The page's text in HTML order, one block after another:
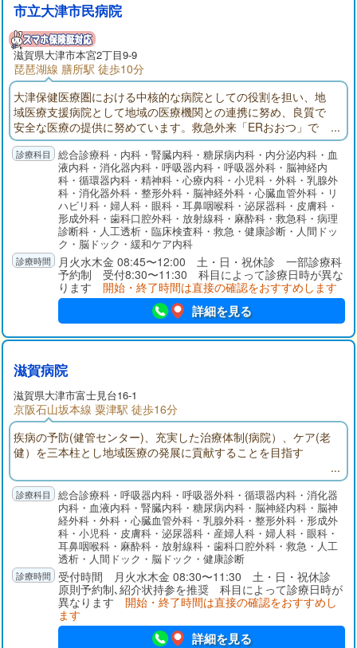
市立大津市民病院
滋賀県大津市本宮2丁目9-9
琵琶湖線 膳所駅 徒歩10分
大津保健医療圏における中核的な病院としての役割を担い、地
域医療支援病院として地域の医療機関との連携に努め、良質で
安全な医療の提供に努めています。救急外来「ERおおつ」で
は、24時間365日「とまらない救急」を掲げ、救急専門医を中心
に他科医師やICUと速やかに連携しています。健診センターでは
各種検診や予防接種を行うとともに、早期発見から内視鏡およ
び外科的手術治療、化学療法、放射線治療そして緩和ケアにい
たるまで、シームレスで集学的ながん診療を提供しています。
総合診療科・内科・腎臓内科・糖尿病内科・内分泌内科・血
液内科・消化器内科・呼吸器内科・呼吸器外科・脳神経内
科・循環器内科・精神科・心療内科・小児科・外科・乳腺外
科・消化器外科・整形外科・脳神経外科・心臓血管外科・リ
ハビリ科・婦人科・眼科・耳鼻咽喉科・泌尿器科・皮膚科・
形成外科・歯科口腔外科・放射線科・麻酔科・救急科・病理
診断科・人工透析・臨床検査科・救急・健康診断・人間ドッ
ク・脳ドック・緩和ケア内科
月火水木金 08:45〜12:00 土・日・祝休診 一部診療科
予約制 受付8:30〜11:30 科目によって診療日時が異な
ります 開始・終了時間は直接の確認をおすすめします
詳細を見る
滋賀病院
滋賀県大津市富士見台16-1
京阪石山坂本線 粟津駅 徒歩16分
疾病の予防(健管センター)、充実した治療体制(病院）、ケア(老
健）を三本柱とし地域医療の発展に貢献することを目指す
総合診療科・呼吸器内科・呼吸器外科・循環器内科・消化器
内科・血液内科・腎臓内科・糖尿病内科・脳神経内科・脳神
経外科・外科・心臓血管外科・乳腺外科・整形外科・形成外
科・小児科・皮膚科・泌尿器科・産婦人科・婦人科・眼科・
耳鼻咽喉科・麻酔科・放射線科・歯科口腔外科・救急・人工
透析・人間ドック・脳ドック・健康診断
受付時間 月火水木金 08:30〜11:30 土・日・祝休診
原則予約制､紹介状持参を推奨 科目によって診療日時が
異なります 開始・終了時間は直接の確認をおすすめし
ます
詳細を見る